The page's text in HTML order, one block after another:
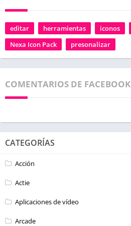
editar herramientas iconos
Nexa Icon Pack
presonalizar
COMENTARIOS DE FACEBOOK
CATEGORÍAS
Acción
Actie
Aplicaciones de vídeo
Arcade